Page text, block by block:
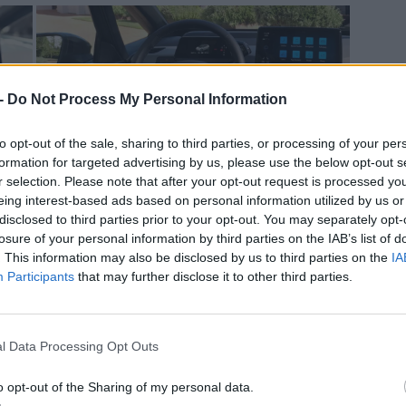
Do Not Process My Personal Information
opt-out of the sale, sharing to third parties, or processing of your
for targeted advertising by us, please use the below opt-out
selection. Please note that after your opt-out request is processed
interest-based ads based on personal information utilized by us
to third parties prior to your opt-out. You may separately
of your personal information by third parties on the IAB’s list of
This information may also be disclosed by us to third parties on the
Participants that may further disclose it to other third parties.
Data Processing Opt Outs
opt-out of the Sharing of my personal data.
„igény szerinti funkciót”az ID.3-ba. Más szóval, a
aktiválva. Ezekre később előfizethetünk, vagy
közé tartozik például a kétzónás automata klíma
pénzt akar keresni, de a rugalmasságot is
egy személy használja ingázó járműként,
a navigációs rendszerre nincs igazán szükség
mint elődje, melynek teljesítménye 150 kilowatt (201
akkumulátorcsomagok esetében sem történt